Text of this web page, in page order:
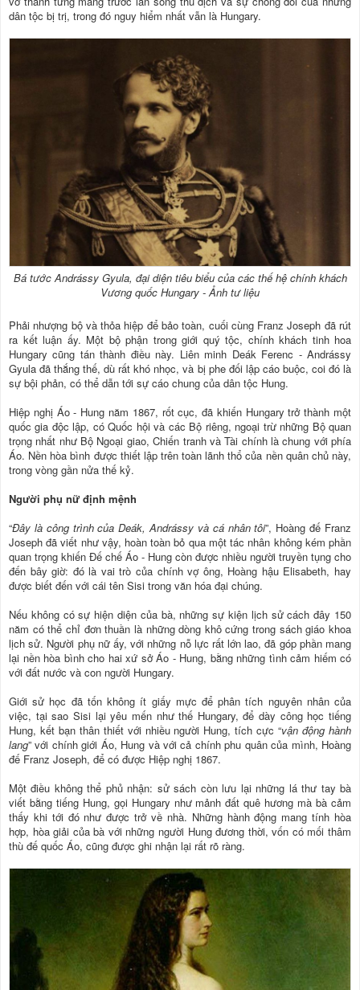
dân tộc bị trị, trong đó nguy hiểm nhất vẫn là Hungary.
Bá tước Andrássy Gyula, đại diện tiêu biểu của các thế hệ chính khách
Vương quốc Hungary - Ảnh tư liệu
Phải nhượng bộ và thỏa hiệp để bảo toàn, cuối cùng Franz Joseph đã rút
ra kết luận ấy. Một bộ phận trong giới quý tộc, chính khách tinh hoa
Hungary cũng tán thành điều này. Liên minh Deák Ferenc - Andrássy
Gyula đã thắng thế, dù rất khó nhọc, và bị phe đối lập cáo buộc, coi đó là
sự bội phản, có thể dẫn tới sự cáo chung của dân tộc Hung.
Hiệp nghị Áo - Hung năm 1867, rốt cục, đã khiến Hungary trở thành một
quốc gia độc lập, có Quốc hội và các Bộ riêng, ngoại trừ những Bộ quan
trọng nhất như Bộ Ngoại giao, Chiến tranh và Tài chính là chung với phía
Áo. Nền hòa bình được thiết lập trên toàn lãnh thổ của nền quân chủ này,
trong vòng gần nửa thế kỷ.
Người phụ nữ định mệnh
“Đây là công trình của Deák, Andrássy và cá nhân tôi”, Hoàng đế Franz
Joseph đã viết như vậy, hoàn toàn bỏ qua một tác nhân không kém phần
quan trọng khiến Đế chế Áo - Hung còn được nhiều người truyền tụng cho
đến bây giờ: đó là vai trò của chính vợ ông, Hoàng hậu Elisabeth, hay
được biết đến với cái tên Sisi trong văn hóa đại chúng.
Nếu không có sự hiện diện của bà, những sự kiện lịch sử cách đây 150
năm có thể chỉ đơn thuần là những dòng khô cứng trong sách giáo khoa
lịch sử. Người phụ nữ ấy, với những nỗ lực rất lớn lao, đã góp phần mang
lại nền hòa bình cho hai xứ sở Áo - Hung, bằng những tình cảm hiếm có
với đất nước và con người Hungary.
Giới sử học đã tốn không ít giấy mực để phân tích nguyên nhân của
việc, tại sao Sisi lại yêu mến như thế Hungary, để dày công học tiếng
Hung, kết bạn thân thiết với nhiều người Hung, tích cực “vận động hành
lang” với chính giới Áo, Hung và với cả chính phu quân của mình, Hoàng
đế Franz Joseph, để có được Hiệp nghị 1867.
Một điều không thể phủ nhận: sử sách còn lưu lại những lá thư tay bà
viết bằng tiếng Hung, gọi Hungary như mảnh đất quê hương mà bà cảm
thấy khi tới đó như được trở về nhà. Những hành động mang tính hòa
hợp, hòa giải của bà với những người Hung đương thời, vốn có mối thâm
thù đế quốc Áo, cũng được ghi nhận lại rất rõ ràng.